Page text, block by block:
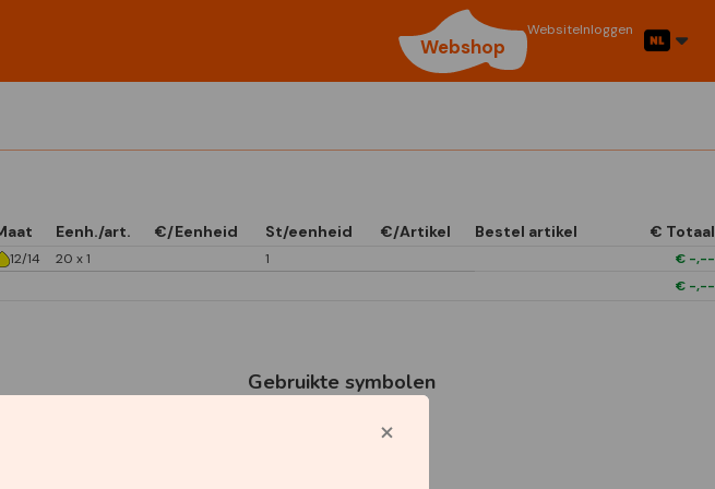
Webshop
WebsiteInloggen
Eenh./art. €/Eenheid St/eenheid €/Artikel Bestel artikel € Totaal
12/14 20 x 1 1 € -,--
€ -,--
Gebruikte symbolen
Star Capperline